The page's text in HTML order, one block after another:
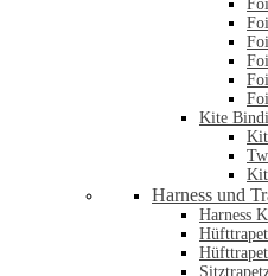
Kite
Harness und
Harness